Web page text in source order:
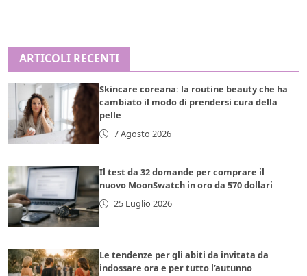
ARTICOLI RECENTI
Skincare coreana: la routine beauty che ha
cambiato il modo di prendersi cura della
pelle
7 Agosto 2026
Il test da 32 domande per comprare il
nuovo MoonSwatch in oro da 570 dollari
25 Luglio 2026
Le tendenze per gli abiti da invitata da
indossare ora e per tutto l’autunno